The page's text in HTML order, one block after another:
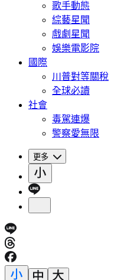
歌手動態
綜藝星聞
戲劇星聞
娛樂電影院
國際
川普對等關稅
全球必讀
社會
毒駕連爆
警察愛無限
更多